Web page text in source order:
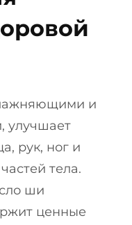
и
улучшает
рук, ног и
тела.
ши
ценные